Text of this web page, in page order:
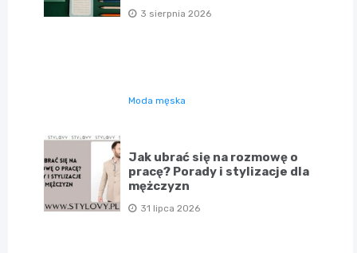
3 sierpnia 2026
Moda męska
Jak ubrać się na rozmowę o
pracę? Porady i stylizacje dla
mężczyzn
31 lipca 2026